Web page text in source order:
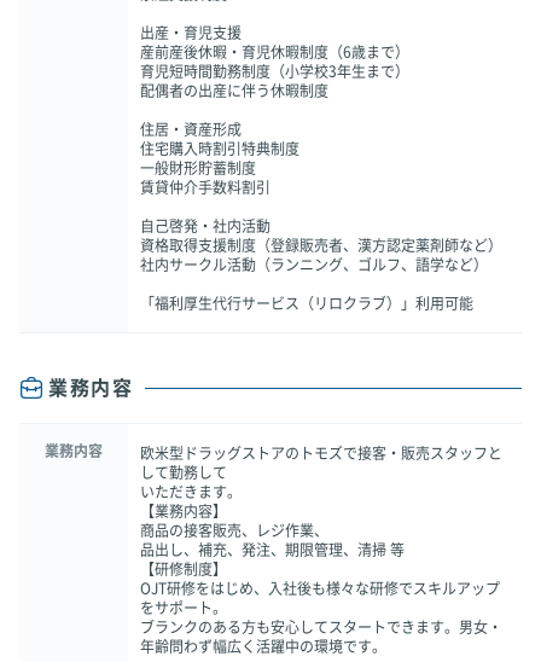
出産・育児支援
産前産後休暇・育児休暇制度（6歳まで）
育児短時間勤務制度（小学校3年生まで）
配偶者の出産に伴う休暇制度
住居・資産形成
住宅購入時割引特典制度
一般財形貯蓄制度
賃貸仲介手数料割引
自己啓発・社内活動
資格取得支援制度（登録販売者、漢方認定薬剤師など）
社内サークル活動（ランニング、ゴルフ、語学など）
「福利厚生代行サービス（リロクラブ）」利用可能
業務内容
業務内容
欧米型ドラッグストアのトモズで接客・販売スタッフと
して勤務して
いただきます。
【業務内容】
商品の接客販売、レジ作業、
品出し、補充、発注、期限管理、清掃 等
【研修制度】
OJT研修をはじめ、入社後も様々な研修でスキルアップ
をサポート。
ブランクのある方も安心してスタートできます。男女・
年齢問わず幅広く活躍中の環境です。